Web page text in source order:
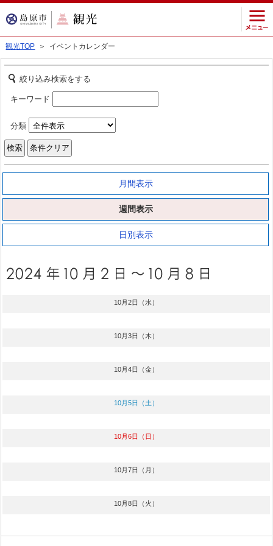
観光TOP ＞ イベントカレンダー
絞り込み検索をする
キーワード
分類
月間表示
週間表示
日別表示
10月2日（水）
10月3日（木）
10月4日（金）
10月5日（土）
10月6日（日）
10月7日（月）
10月8日（火）